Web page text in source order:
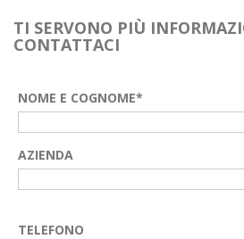
TI SERVONO PIÙ
CONTATTACI
NOME E COGNOME*
AZIENDA
TELEFONO